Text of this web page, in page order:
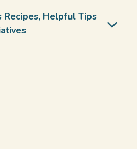
Recipes, Helpful Tips